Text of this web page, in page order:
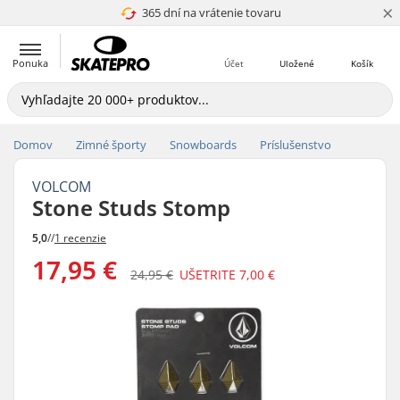
365 dní na vrátenie tovaru
4.8 z 5 ×
Ponuka Košík
Uložené
Účet
Domov Zimné športy Snowboards Príslušenstvo
VOLCOM
Stone Studs Stomp
5,0//1 recenzie
17,95 € 24,95 € UŠETRITE 7,00 €